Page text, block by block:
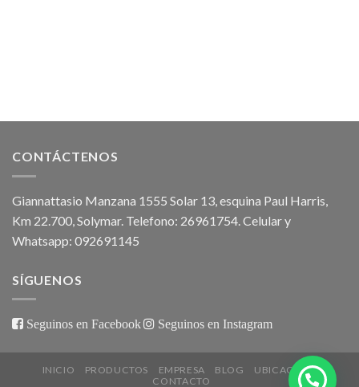
CONTÁCTENOS
Giannattasio Manzana 1555 Solar 13, esquina Paul Harris,
Km 22.700, Solymar. Telefono: 26961754. Celular y
Whatsapp: 092691145
SÍGUENOS
Seguinos en Facebook Seguinos en Instagram
INICIO PRODUCTOS EMPRESA BLOG
UBICACIÓN
CONTACTO